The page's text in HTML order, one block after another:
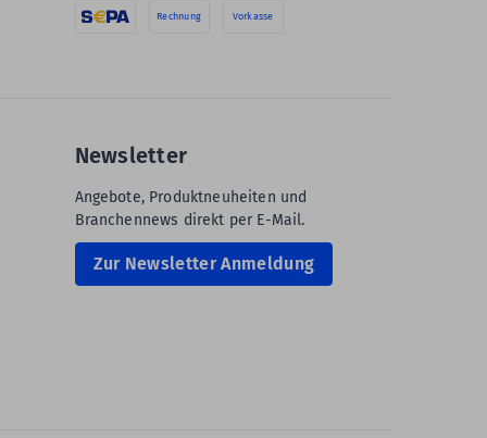
Rechnung Vorkasse
Newsletter
Angebote, Produktneuheiten und
Branchennews direkt per E-Mail.
Zur Newsletter Anmeldung